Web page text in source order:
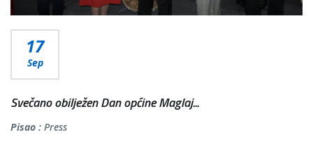
17
Sep
Svečano obilježen Dan općine Maglaj...
Pisao : Press